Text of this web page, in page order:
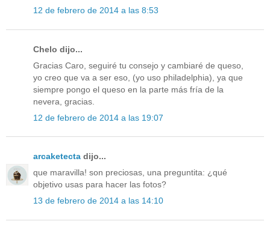
12 de febrero de 2014 a las 8:53
Chelo dijo...
Gracias Caro, seguiré tu consejo y cambiaré de queso,
yo creo que va a ser eso, (yo uso philadelphia), ya que
siempre pongo el queso en la parte más fría de la
nevera, gracias.
12 de febrero de 2014 a las 19:07
arcaketecta dijo...
que maravilla! son preciosas, una preguntita: ¿qué
objetivo usas para hacer las fotos?
13 de febrero de 2014 a las 14:10